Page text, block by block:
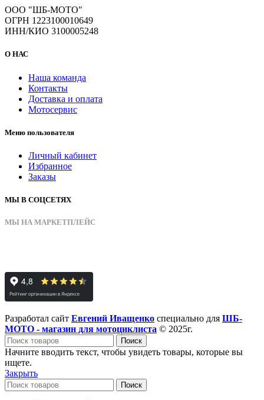
ООО "ШБ-МОТО"
ОГРН 1223100010649
ИНН/КИО 3100005248
О НАС
Наша команда
Контакты
Доставка и оплата
Мотосервис
Меню пользователя
Личный кабинет
Избранное
Заказы
МЫ В СОЦСЕТЯХ
МЫ НА МАРКЕТПЛЕЙС
Разработал сайт Евгений Иващенко специально для ШБ-
МОТО - магазин для мотоциклиста © 2025г.
Поиск
Начните вводить текст, чтобы увидеть товары, которые вы
ищете.
Закрыть
Поиск